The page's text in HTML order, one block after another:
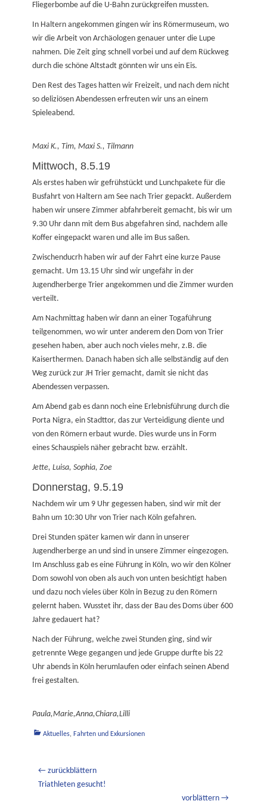
Fliegerbombe auf die U-Bahn zurückgreifen mussten.
In Haltern angekommen gingen wir ins Römermuseum, wo
wir die Arbeit von Archäologen genauer unter die Lupe
nahmen. Die Zeit ging schnell vorbei und auf dem Rückweg
durch die schöne Altstadt gönnten wir uns ein Eis.
Den Rest des Tages hatten wir Freizeit, und nach dem nicht
so deliziösen Abendessen erfreuten wir uns an einem
Spieleabend.
Maxi K., Tim, Maxi S., Tilmann
Mittwoch, 8.5.19
Als erstes haben wir gefrühstückt und Lunchpakete für die
Busfahrt von Haltern am See nach Trier gepackt. Außerdem
haben wir unsere Zimmer abfahrbereit gemacht, bis wir um
9.30 Uhr dann mit dem Bus abgefahren sind, nachdem alle
Koffer eingepackt waren und alle im Bus saßen.
Zwischenducrh haben wir auf der Fahrt eine kurze Pause
gemacht. Um 13.15 Uhr sind wir ungefähr in der
Jugendherberge Trier angekommen und die Zimmer wurden
verteilt.
Am Nachmittag haben wir dann an einer Togaführung
teilgenommen, wo wir unter anderem den Dom von Trier
gesehen haben, aber auch noch vieles mehr, z.B. die
Kaiserthermen. Danach haben sich alle selbständig auf den
Weg zurück zur JH Trier gemacht, damit sie nicht das
Abendessen verpassen.
Am Abend gab es dann noch eine Erlebnisführung durch die
Porta Nigra, ein Stadttor, das zur Verteidigung diente und
von den Römern erbaut wurde. Dies wurde uns in Form
eines Schauspiels näher gebracht bzw. erzählt.
Jette, Luisa, Sophia, Zoe
Donnerstag, 9.5.19
Nachdem wir um 9 Uhr gegessen haben, sind wir mit der
Bahn um 10:30 Uhr von Trier nach Köln gefahren.
Drei Stunden später kamen wir dann in unserer
Jugendherberge an und sind in unsere Zimmer eingezogen.
Im Anschluss gab es eine Führung in Köln, wo wir den Kölner
Dom sowohl von oben als auch von unten besichtigt haben
und dazu noch vieles über Köln in Bezug zu den Römern
gelernt haben. Wusstet ihr, dass der Bau des Doms über 600
Jahre gedauert hat?
Nach der Führung, welche zwei Stunden ging, sind wir
getrennte Wege gegangen und jede Gruppe durfte bis 22
Uhr abends in Köln herumlaufen oder einfach seinen Abend
frei gestalten.
Paula,Marie,Anna,Chiara,Lilli
Kategorien
Aktuelles, Fahrten und Exkursionen
Beitragsnavigation
← zurückblättern
Vorheriger
Triathleten gesucht!
vorblättern →